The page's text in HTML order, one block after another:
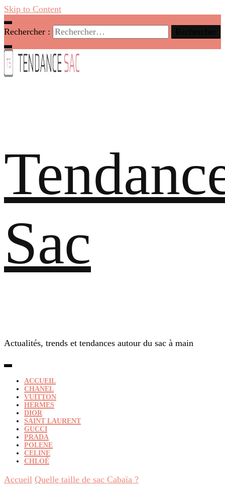
Skip to Content
Rechercher :
Sac
Actualités, trends et tendances autour du sac à main
ACCUEIL
CHANEL
VUITTON
HERMES
DIOR
SAINT LAURENT
GUCCI
PRADA
POLENE
CELINE
CHLOÉ
Accueil Quelle taille de sac Cabaïa ?